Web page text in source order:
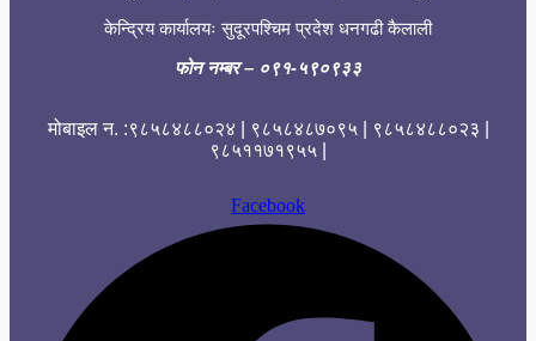
केन्द्रिय कार्यालयः सुदूरपश्चिम प्रदेश धनगढी कैलाली
फोन नम्बर– ०९१-५९०९३३
मोबाइल न. :९८५८४८८०२४ | ९८५८४८७०९५ | ९८५८४८८०२३ |
९८५११७१९५५ |
Facebook